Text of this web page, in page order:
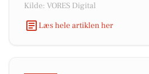
Kilde: VORES Digital
Læs hele artiklen her